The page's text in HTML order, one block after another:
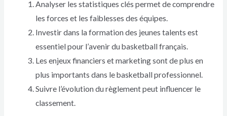
Analyser les statistiques clés permet de comprendre
les forces et les faiblesses des équipes.
Investir dans la formation des jeunes talents est
essentiel pour l’avenir du basketball français.
Les enjeux financiers et marketing sont de plus en
plus importants dans le basketball professionnel.
Suivre l’évolution du règlement peut influencer le
classement.